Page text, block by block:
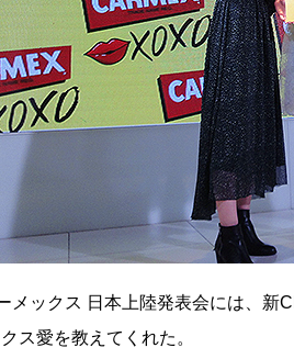
メックス 日本上陸発表会には、新
ス愛を教えてくれた。